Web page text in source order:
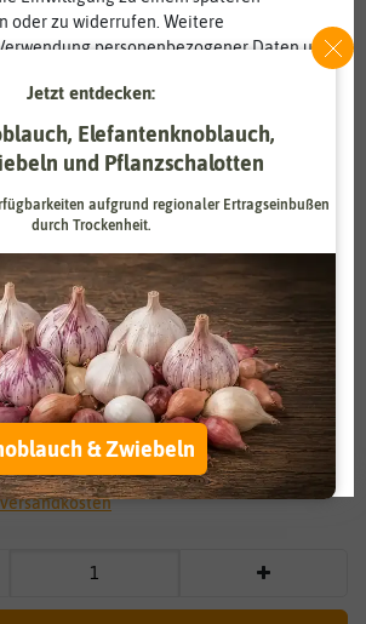
Vergrößern durch berühren
Sakura
Versandkosten
oder zu widerrufen. Weitere
personenbezogener Daten und
Statistik
Marketing
Funktional
Alle akzeptieren
Alle ablehnen
Auswahl akzeptieren
Jetzt entdecken:
Elefantenknoblauch,
und Pflanzschalotten
aufgrund regionaler Ertragseinbußen
durch Trockenheit.
& Zwiebeln